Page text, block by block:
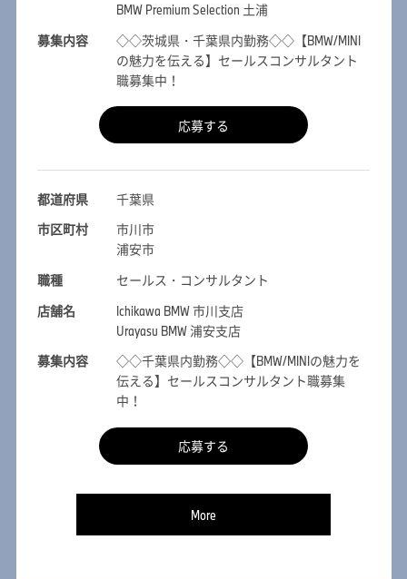
BMW Premium Selection 土浦
募集内容
◇◇茨城県・千葉県内勤務◇◇【BMW/MINI
の魅力を伝える】セールスコンサルタント
職募集中！
応募する
都道府県
千葉県
市区町村
市川市
浦安市
職種
セールス・コンサルタント
店舗名
Ichikawa BMW 市川支店
Urayasu BMW 浦安支店
募集内容
◇◇千葉県内勤務◇◇【BMW/MINIの魅力を
伝える】セールスコンサルタント職募集
中！
応募する
More